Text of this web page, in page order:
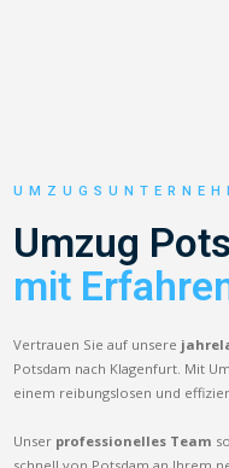
Umzug
mit
Vertrauen Sie auf unsere
Potsdam nach Klagenfurt. Mit
einem reibungslosen und
Unser professionelles Team